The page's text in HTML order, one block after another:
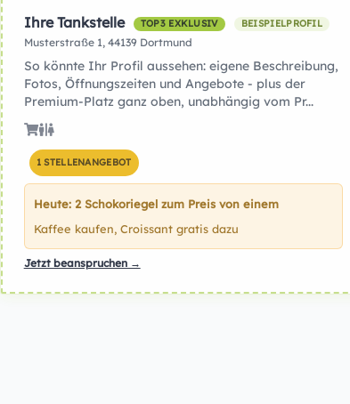
Ihre Tankstelle TOP3 EXKLUSIV BEISPIELPROFIL
Musterstraße 1, 44139 Dortmund
So könnte Ihr Profil aussehen: eigene Beschreibung,
Fotos, Öffnungszeiten und Angebote - plus der
Premium-Platz ganz oben, unabhängig vom Pr...
1 STELLENANGEBOT
Heute: 2 Schokoriegel zum Preis von einem
Kaffee kaufen, Croissant gratis dazu
Jetzt beanspruchen →